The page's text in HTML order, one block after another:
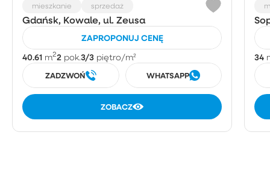
mieszkanie sprzedaż
Gdańsk, Kowale, ul. Zeusa
ZAPROPONUJ CENĘ
40.61 m22 pok.3/3 piętro/m²
ZADZWOŃ WHATSAPP
ZOBACZ
34